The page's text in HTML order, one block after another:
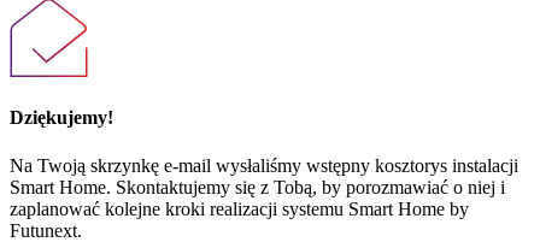
Dziękujemy!
Na Twoją skrzynkę e-mail wysłaliśmy wstępny kosztorys instalacji
Smart Home. Skontaktujemy się z Tobą, by porozmawiać o niej i
zaplanować kolejne kroki realizacji systemu Smart Home by
Futunext.